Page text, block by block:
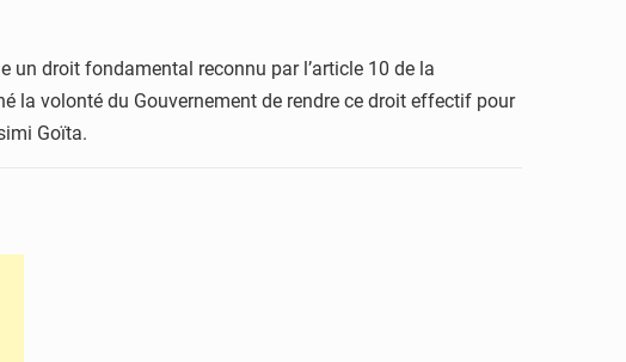
un droit fondamental reconnu par l’article 10 de la
la volonté du Gouvernement de rendre ce droit effectif pour
Goïta.